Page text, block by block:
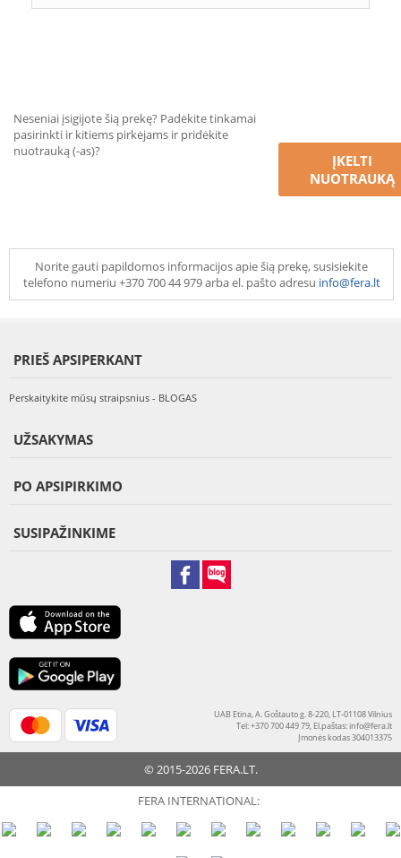
Neseniai įsigijote šią prekę? Padėkite tinkamai
pasirinkti ir kitiems pirkėjams ir pridėkite
nuotrauką (-as)?
ĮKELTI
NUOTRAUKĄ
Norite gauti papildomos informacijos apie šią prekę, susisiekite
telefono numeriu +370 700 44 979 arba el. pašto adresu info@fera.lt
PRIEŠ APSIPERKANT
Perskaitykite mūsų straipsnius - BLOGAS
UŽSAKYMAS
PO APSIPIRKIMO
SUSIPAŽINKIME
UAB Etina, A. Goštauto g. 8-220, LT-01108 Vilnius
Tel: +370 700 449 79, El.paštas:info@fera.lt
Įmonės kodas 304013375
© 2015-2026 FERA.LT.
FERA INTERNATIONAL: